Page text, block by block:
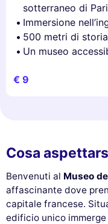
sotterraneo di
Immersione
500 metri di
Un museo
€ 9
Cosa
Benvenuti al Museo
affascinante dove
capitale francese.
edificio unico